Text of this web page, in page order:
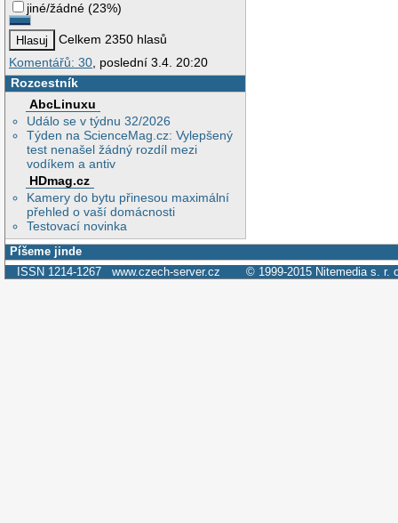
jiné/žádné (23%)
Celkem 2350 hlasů
Komentářů: 30 , poslední 3.4. 20:20
Rozcestník
AbcLinuxu
Událo se v týdnu 32/2026
Týden na ScienceMag.cz: Vylepšený
test nenašel žádný rozdíl mezi
vodíkem a antiv
HDmag.cz
Kamery do bytu přinesou maximální
přehled o vaší domácnosti
Testovací novinka
Píšeme jinde
ISSN 1214-1267 www.czech-server.cz © 1999-2015 Nitemedia s. r.